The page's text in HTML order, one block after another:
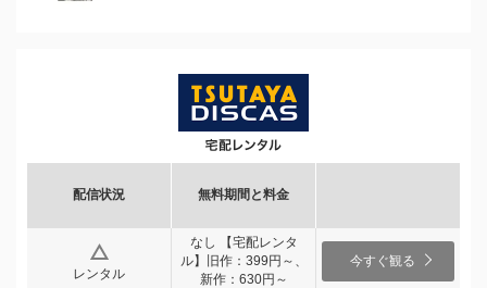
配信状況 無料期間と料金
レンタル
なし 【宅配レンタ
ル】旧作：399円～、
新作：630円～
今すぐ観る